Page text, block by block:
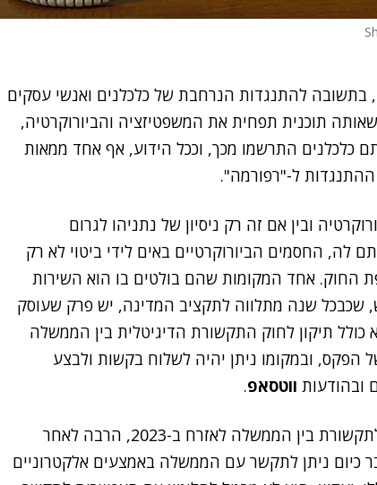
, בתשובה להתנגדות הנרחבת של כלכלנים ואנשי עסקים
תוכנית תפחית את המשפטיזציה והביורוקרטיה,
כלכלנים התרשמו מכך, וככל הידוע, אף אחד ממאות
ל-"רפורמה".
ובין אם זה רק ניסיון של נתניהו לגרום
לה, החסמים הביורוקרטיים באים לידי ביטוי לא רק
החוק. אחד המקומות שהם בולטים בו הוא השירות
שכבכל שנה מתלווה לתקציב המדינה, יש פרק שעוסק
כולל תיקון לחוק התקשורת הדיגיטלית בין הממשלה
הפקס, ובמקומו ניתן יהיה לשלוח בקשות ולבצע
ובהודעות ווטסאפ.
אבסורדי, שלא לומר מרגיז, שהפקס שולט כדרך לתקשורת בין הממשלה לאזרח ב-2023, הרבה לאחר
כיום ניתן לתקשר עם הממשלה באמצעים אלקטרוניים